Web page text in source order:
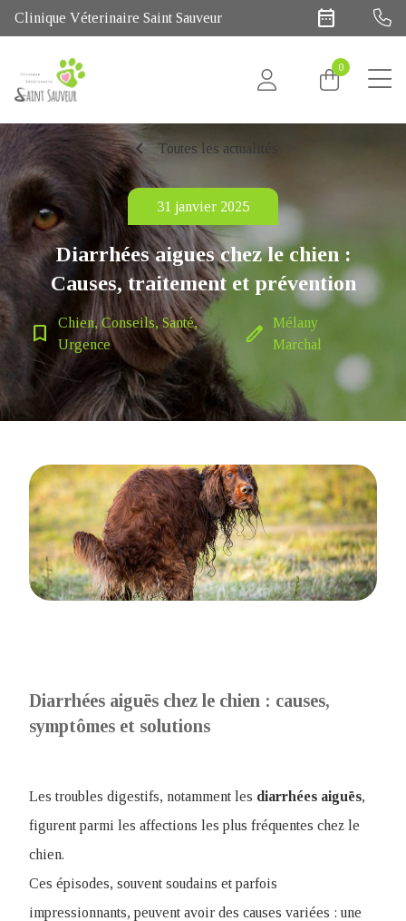
Clinique Véterinaire Saint Sauveur date_range
0
chevron_left Toutes les actualités
31 janvier 2025
Diarrhées aigues chez le chien :
Causes, traitement et prévention
bookmark_border
Chien, Conseils, Santé,
Urgence
edit
Mélany
Marchal
Diarrhées aiguës chez le chien : causes,
symptômes et solutions
Les troubles digestifs, notamment les diarrhées aiguës,
figurent parmi les affections les plus fréquentes chez le
chien.
Ces épisodes, souvent soudains et parfois
impressionnants, peuvent avoir des causes variées : une